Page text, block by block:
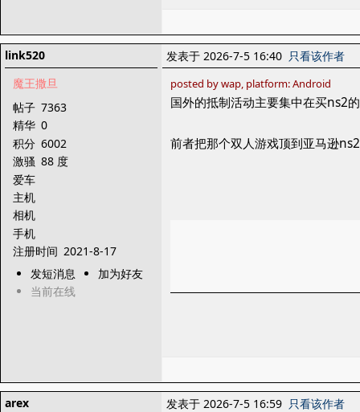
link520
魔王撒旦
帖子 7363
精华 0
积分 6002
激骚 88 度
爱车
主机
相机
手机
注册时间 2021-8-17
发短消息
加为好友
当前在线
发表于 2026-7-5 16:40 只看该作者
posted by wap, platform: Android
国外的抵制活动主要集中在买ns2
前者把那个双人游戏顶到亚马逊
arex
发表于 2026-7-5 16:59 只看该作者